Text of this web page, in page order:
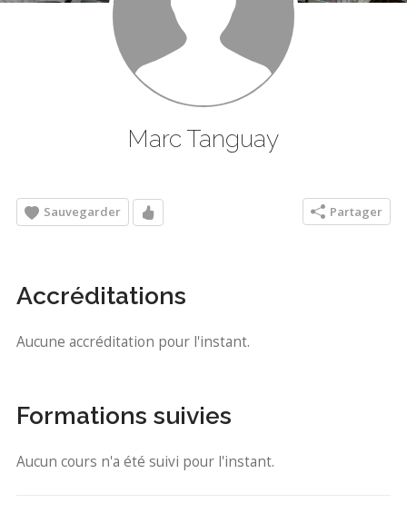
Marc Tanguay
Sauvegarder Partager
Accréditations
Aucune accréditation pour l'instant.
Formations suivies
Aucun cours n'a été suivi pour l'instant.